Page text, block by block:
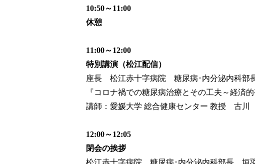
10:50～11:00
休憩
11:00～12:00
特別講演（松江配信）
座長 松江赤十字病院 糖尿病･内分泌内科
『コロナ禍での糖尿病治療とその工夫～経済
講師：愛媛大学 総合健康センター 教授 古
12:00～12:05
閉会の挨拶
松江赤十字病院 糖尿病･内分泌内科部長